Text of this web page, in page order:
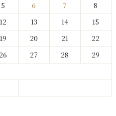
5 6 7
8
12 13 14
15
19 20 21
22
26 27 28
29